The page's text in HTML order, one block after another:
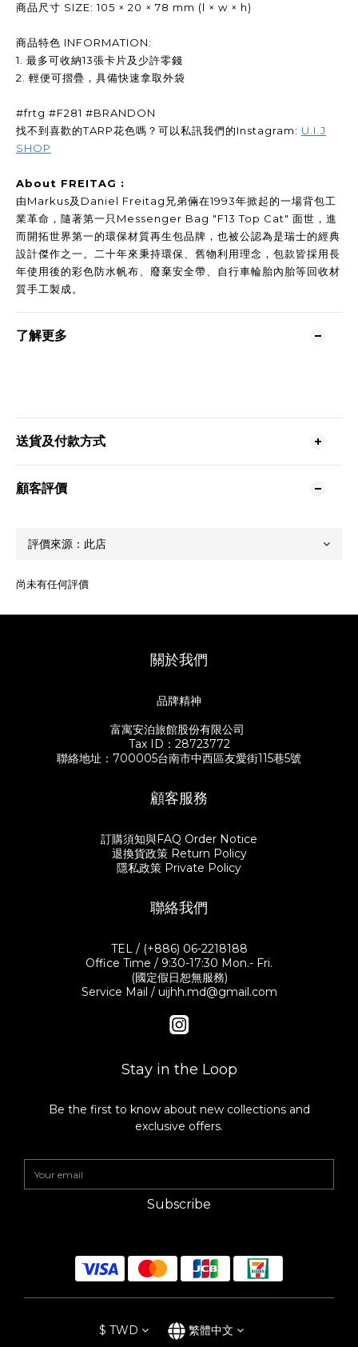
商品尺寸 SIZE: 105 × 20 × 78 mm (l × w × h)
商品特色 INFORMATION:
1. 最多可收納13張卡片及少許零錢
2. 輕便可摺疊，具備快速拿取外袋
#frtg #F281 #BRANDON
找不到喜歡的TARP花色嗎？可以私訊我們的Instagram: U.I.J
SHOP
About FREITAG :
由Markus及Daniel Freitag兄弟倆在1993年掀起的一場背包工
業革命，隨著第一只Messenger Bag "F13 Top Cat" 面世，進
而開拓世界第一的環保材質再生包品牌，也被公認為是瑞士的經典
設計傑作之一。二十年來秉持環保、舊物利用理念，包款皆採用長
年使用後的彩色防水帆布、廢棄安全帶、自行車輪胎內胎等回收材
質手工製成。
了解更多
送貨及付款方式
顧客評價
尚未有任何評價
關於我們
品牌精神
富寓安泊旅館股份有限公司
Tax ID：28723772
聯絡地址：700005台南市中西區友愛街115巷5號
顧客服務
訂購須知與FAQ Order Notice
退換貨政策 Return Policy
隱私政策 Private Policy
聯絡我們
TEL / (+886) 06-2218188
Office Time / 9:30-17:30 Mon.- Fri.
(國定假日恕無服務)
Service Mail / uijhh.md@gmail.com
Stay in the Loop
Be the first to know about new collections and
exclusive offers.
Subscribe
$ TWD 繁體中文